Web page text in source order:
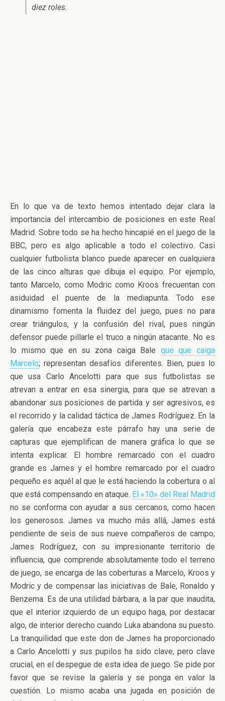
diez roles.
En lo que va de texto hemos intentado dejar clara la
importancia del intercambio de posiciones en este Real
Madrid. Sobre todo se ha hecho hincapié en el juego de la
BBC, pero es algo aplicable a todo el colectivo. Casi
cualquier futbolista blanco puede aparecer en cualquiera
de las cinco alturas que dibuja el equipo. Por ejemplo,
tanto Marcelo, como Modric como Kroos frecuentan con
asiduidad el puente de la mediapunta. Todo ese
dinamismo fomenta la fluidez del juego, pues no para
crear triángulos, y la confusión del rival, pues ningún
defensor puede pillarle el truco a ningún atacante. No es
lo mismo que en su zona caiga Bale que que caiga
Marcelo; representan desafíos diferentes. Bien, pues lo
que usa Carlo Ancelotti para que sus futbolistas se
atrevan a entrar en esa sinergia, para que se atrevan a
abandonar sus posiciones de partida y ser agresivos, es
el recorrido y la calidad táctica de James Rodríguez. En la
galería que encabeza este párrafo hay una serie de
capturas que ejemplifican de manera gráfica lo que se
intenta explicar. El hombre remarcado con el cuadro
grande es James y el hombre remarcado por el cuadro
pequeño es aquél al que le está haciendo la cobertura o al
que está compensando en ataque. El «10» del Real Madrid
no se conforma con ayudar a sus cercanos, como hacen
los generosos. James va mucho más allá, James está
pendiente de seis de sus nueve compañeros de campo;
James Rodríguez, con su impresionante territorio de
influencia, que comprende absolutamente todo el terreno
de juego, se encarga de las coberturas a Marcelo, Kroos y
Modric y de compensar las iniciativas de Bale, Ronaldo y
Benzema. Es de una utilidad bárbara, a la par que inaudita,
que el interior izquierdo de un equipo haga, por destacar
algo, de interior derecho cuando Luka abandona su puesto.
La tranquilidad que este don de James ha proporcionado
a Carlo Ancelotti y sus pupilos ha sido clave, pero clave
crucial, en el despegue de esta idea de juego. Se pide por
favor que se revise la galería y se ponga en valor la
cuestión. Lo mismo acaba una jugada en posición de